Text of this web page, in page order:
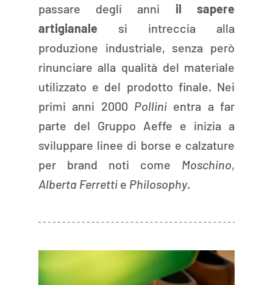
passare degli anni il sapere
artigianale si intreccia alla
produzione industriale, senza però
rinunciare alla qualità del materiale
utilizzato e del prodotto finale. Nei
primi anni 2000 Pollini entra a far
parte del Gruppo Aeffe e inizia a
sviluppare linee di borse e calzature
per brand noti come Moschino
Alberta Ferretti e Philosophy.